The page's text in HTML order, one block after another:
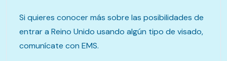
Si quieres conocer más sobre las posibilidades de
entrar a Reino Unido usando algún tipo de visado,
comunícate con EMS.